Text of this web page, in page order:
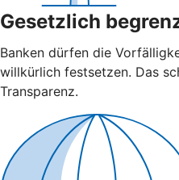
Gesetzlich
Banken dürfen die
willkürlich festsetzen. Das
Transparenz.